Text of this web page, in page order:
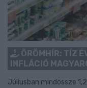
ÖRÖMHÍR: TÍZ
INFLÁCIÓ
Júliusban mindössze